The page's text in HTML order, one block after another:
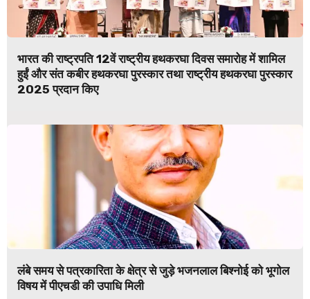
भारत की राष्ट्रपति 12वें राष्ट्रीय हथकरघा दिवस समारोह में शामिल
हुईं और संत कबीर हथकरघा पुरस्कार तथा राष्ट्रीय हथकरघा पुरस्कार
2025 प्रदान किए
लंबे समय से पत्रकारिता के क्षेत्र से जुड़े भजनलाल बिश्नोई को भूगोल
विषय में पीएचडी की उपाधि मिली